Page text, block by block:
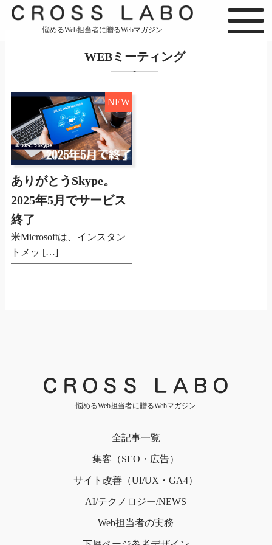
悩めるWeb担当者に贈るWebマガジン
WEBミーティング
NEW
ありがとうSkype。
2025年5月でサービス
終了
米Microsoftは、インスタン
トメッ […]
悩めるWeb担当者に贈るWebマガジン
全記事一覧
集客（SEO・広告）
サイト改善（UI/UX・GA4）
AI/テクノロジー/NEWS
Web担当者の実務